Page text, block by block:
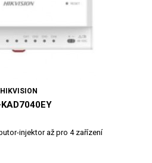
HIKVISION
injektor až pro 4 zařízení